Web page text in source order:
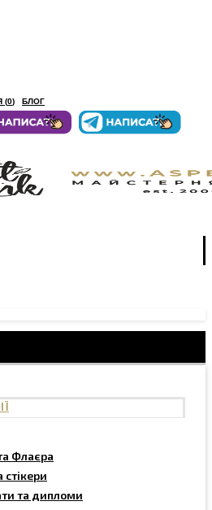
(0) БЛОГ
Флаєра
стікери
та дипломи